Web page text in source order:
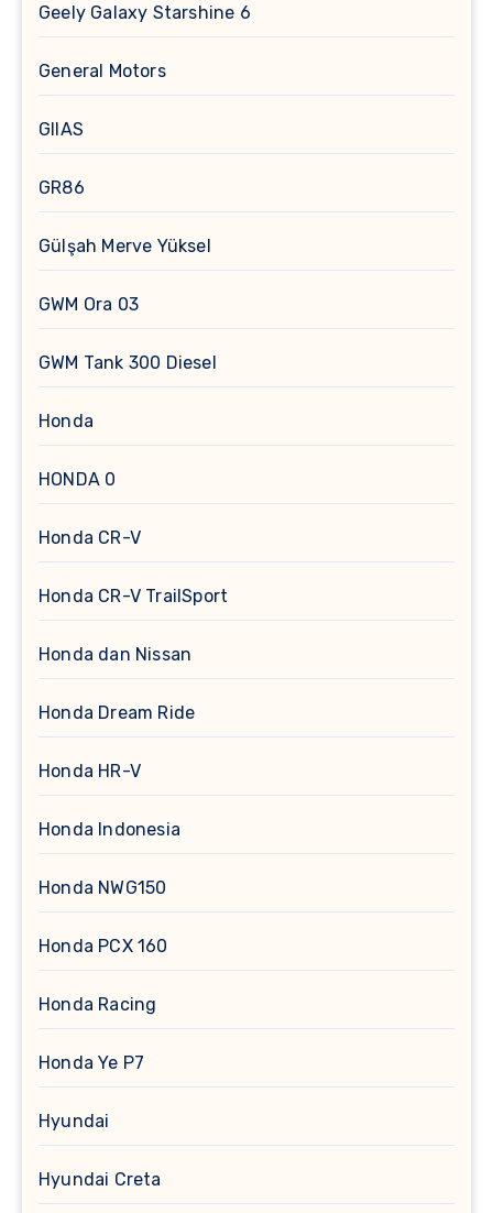
Geely Galaxy Starshine 6
General Motors
GIIAS
GR86
Gülşah Merve Yüksel
GWM Ora 03
GWM Tank 300 Diesel
Honda
HONDA 0
Honda CR-V
Honda CR-V TrailSport
Honda dan Nissan
Honda Dream Ride
Honda HR-V
Honda Indonesia
Honda NWG150
Honda PCX 160
Honda Racing
Honda Ye P7
Hyundai
Hyundai Creta